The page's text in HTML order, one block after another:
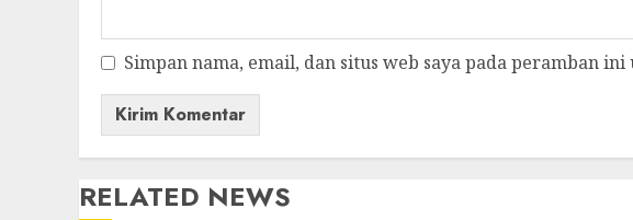
Simpan nama, email, dan situs web saya pada peramban
RELATED NEWS